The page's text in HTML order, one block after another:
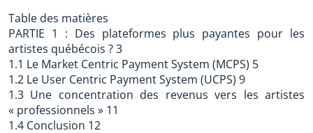
Table des matières
PARTIE 1 : Des plateformes plus payantes pour les
artistes québécois ? 3
1.1 Le Market Centric Payment System (MCPS) 5
1.2 Le User Centric Payment System (UCPS) 9
1.3 Une concentration des revenus vers les artistes
« professionnels » 11
1.4 Conclusion 12